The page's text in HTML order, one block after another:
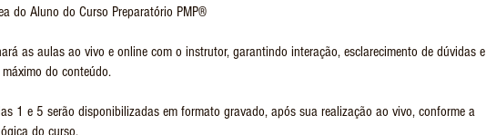
do Aluno do Curso Preparatório PMP®
as aulas ao vivo e online com o instrutor, garantindo interação, esclarecimento de dúvidas e
do conteúdo.
1 e 5 serão disponibilizadas em formato gravado, após sua realização ao vivo, conforme a
do curso.